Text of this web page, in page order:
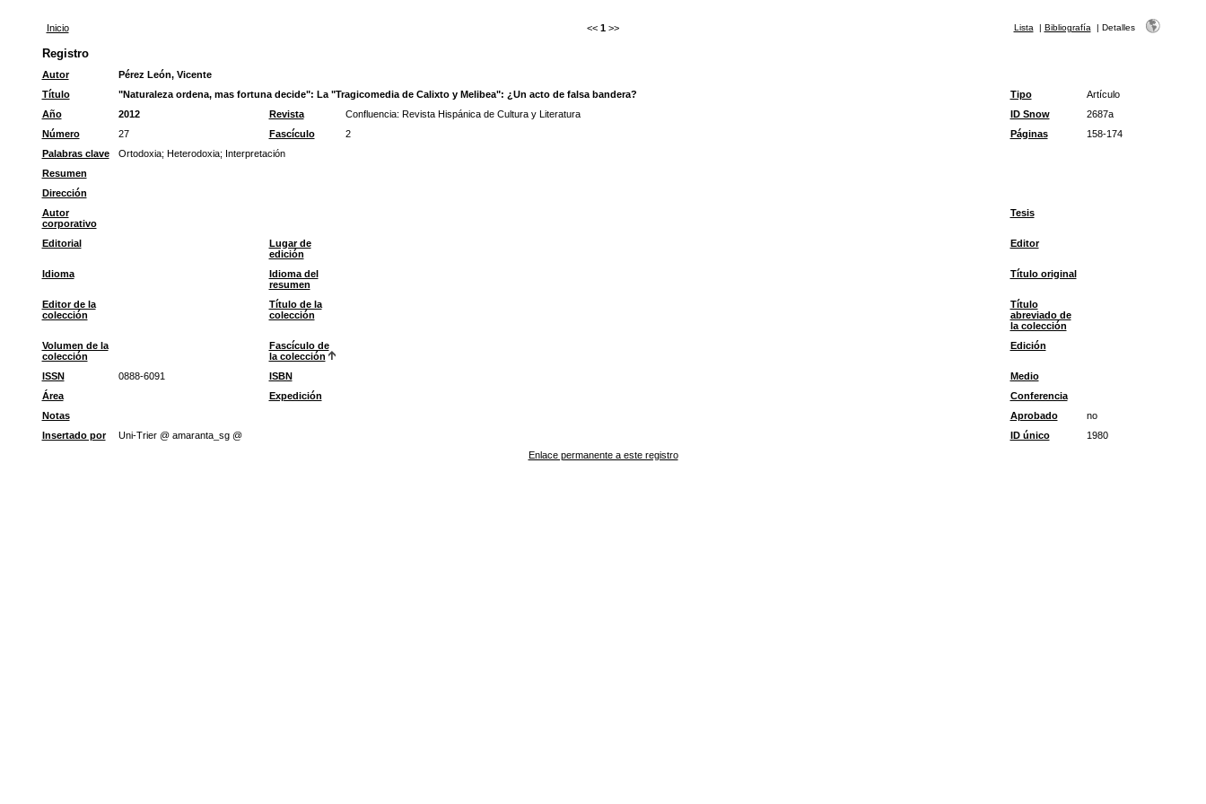
Inicio << 1 >> Lista | Bibliografía | Detalles
Registro
Autor
Pérez León, Vicente
Título
"Naturaleza ordena, mas fortuna decide": La "Tragicomedia de Calixto y Melibea": ¿Un acto de falsa bandera? Tipo
Artículo
Año
2012 Revista Confluencia: Revista Hispánica de Cultura y Literatura ID Snow
2687a
Número
27 Fascículo 2 Páginas
158-174
Palabras clave
Ortodoxia; Heterodoxia; Interpretación
Resumen
Dirección
Autor
corporativo
Tesis
Editorial
Lugar de
edición
Editor
Idioma
Idioma del
resumen
Título original
Editor de la
colección
Título de la
colección
Título
abreviado de
la colección
Volumen de la
colección
Fascículo de
la colección
Edición
ISSN 0888-6091 ISBN
Medio
Área
Expedición
Conferencia
Notas
Aprobado
no
Insertado por
Uni-Trier @ amaranta_sg @ ID único
1980
Enlace permanente a este registro